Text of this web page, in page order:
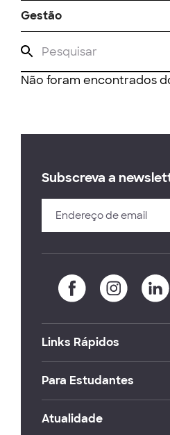
Gestão
Não foram encontrados
Subscreva a
Links Rápidos
Para Estudantes
Atualidade